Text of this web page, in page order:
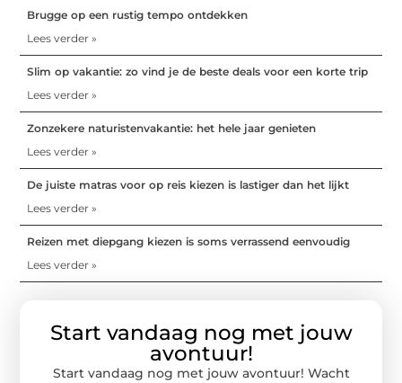
Brugge op een rustig tempo ontdekken
Lees verder »
Slim op vakantie: zo vind je de beste deals voor een korte trip
Lees verder »
Zonzekere naturistenvakantie: het hele jaar genieten
Lees verder »
De juiste matras voor op reis kiezen is lastiger dan het lijkt
Lees verder »
Reizen met diepgang kiezen is soms verrassend eenvoudig
Lees verder »
Start vandaag nog met jouw
avontuur!
Start vandaag nog met jouw avontuur! Wacht